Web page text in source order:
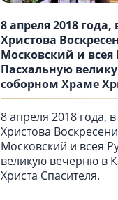
8 апреля 2018
Христова
Московский и
Пасхальную
соборном Храме
8 апреля 2018 года,
Христова
Московский и всея
великую вечерню в
Христа Спасителя.